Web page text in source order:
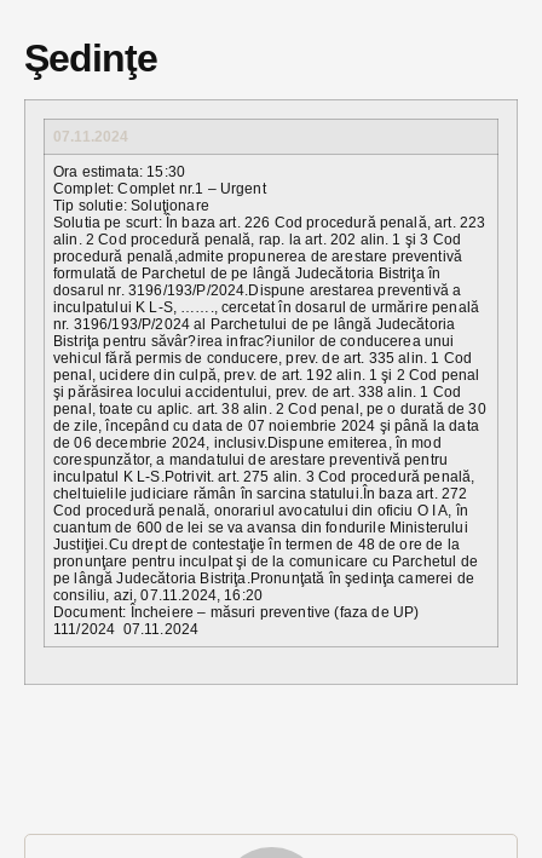
Şedinţe
07.11.2024
Ora estimata: 15:30
Complet: Complet nr.1 – Urgent
Tip solutie: Soluţionare
Solutia pe scurt: În baza art. 226 Cod procedură penală, art. 223
alin. 2 Cod procedură penală, rap. la art. 202 alin. 1 şi 3 Cod
procedură penală,admite propunerea de arestare preventivă
formulată de Parchetul de pe lângă Judecătoria Bistriţa în
dosarul nr. 3196/193/P/2024.Dispune arestarea preventivă a
inculpatului K L-S, ……., cercetat în dosarul de urmărire penală
nr. 3196/193/P/2024 al Parchetului de pe lângă Judecătoria
Bistriţa pentru săvâr?irea infrac?iunilor de conducerea unui
vehicul fără permis de conducere, prev. de art. 335 alin. 1 Cod
penal, ucidere din culpă, prev. de art. 192 alin. 1 şi 2 Cod penal
şi părăsirea locului accidentului, prev. de art. 338 alin. 1 Cod
penal, toate cu aplic. art. 38 alin. 2 Cod penal, pe o durată de 30
de zile, începând cu data de 07 noiembrie 2024 şi până la data
de 06 decembrie 2024, inclusiv.Dispune emiterea, în mod
corespunzător, a mandatului de arestare preventivă pentru
inculpatul K L-S.Potrivit. art. 275 alin. 3 Cod procedură penală,
cheltuielile judiciare rămân în sarcina statului.În baza art. 272
Cod procedură penală, onorariul avocatului din oficiu O I A, în
cuantum de 600 de lei se va avansa din fondurile Ministerului
Justiţiei.Cu drept de contestaţie în termen de 48 de ore de la
pronunţare pentru inculpat şi de la comunicare cu Parchetul de
pe lângă Judecătoria Bistriţa.Pronunţată în şedinţa camerei de
consiliu, azi, 07.11.2024, 16:20
Document: Încheiere – măsuri preventive (faza de UP)
111/2024 07.11.2024